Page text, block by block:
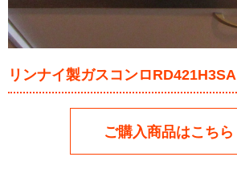
リンナイ製ガスコンロRD421H3SA
ご購入商品はこちら